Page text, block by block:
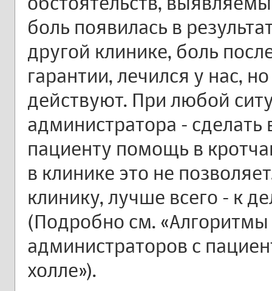
боль появилась в
другой клинике, боль
гарантии, лечился у нас,
действуют. При любой
администратора - сделать
пациенту помощь в
в клинике это не
клинику, лучше всего - к
(Подробно см.
администраторов с
холле»).